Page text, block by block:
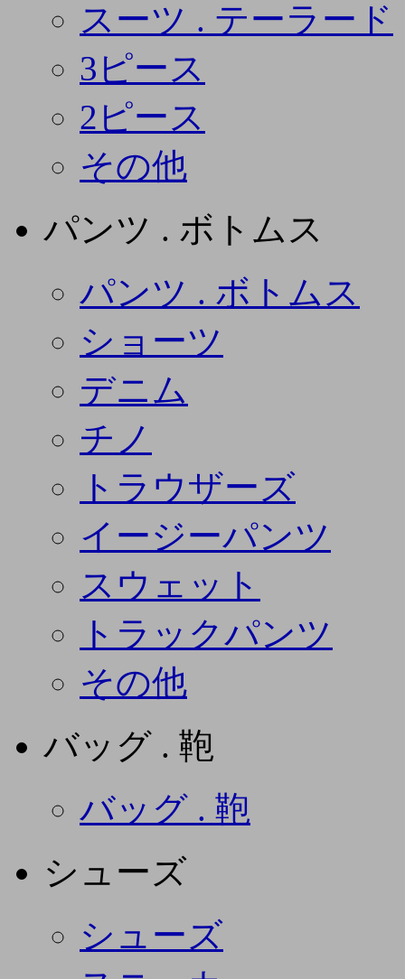
スーツ . テーラード
3ピース
2ピース
その他
パンツ . ボトムス
パンツ . ボトムス
ショーツ
デニム
チノ
トラウザーズ
イージーパンツ
スウェット
トラックパンツ
その他
バッグ . 鞄
バッグ . 鞄
シューズ
シューズ